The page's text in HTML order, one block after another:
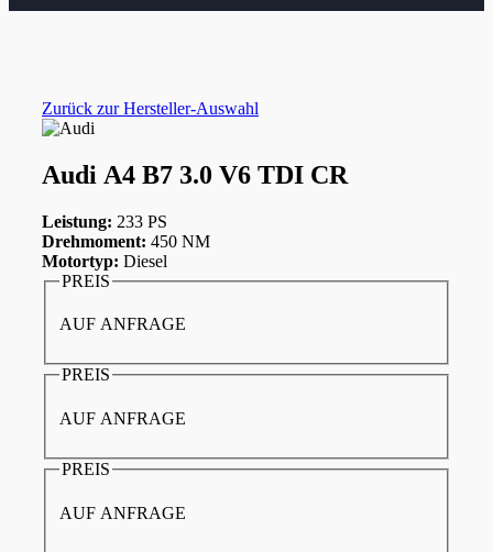
Zurück zur Hersteller-Auswahl
Audi A4 B7 3.0 V6 TDI CR
Leistung: 233 PS
Drehmoment: 450 NM
Motortyp: Diesel
PREIS
AUF ANFRAGE
PREIS
AUF ANFRAGE
PREIS
AUF ANFRAGE